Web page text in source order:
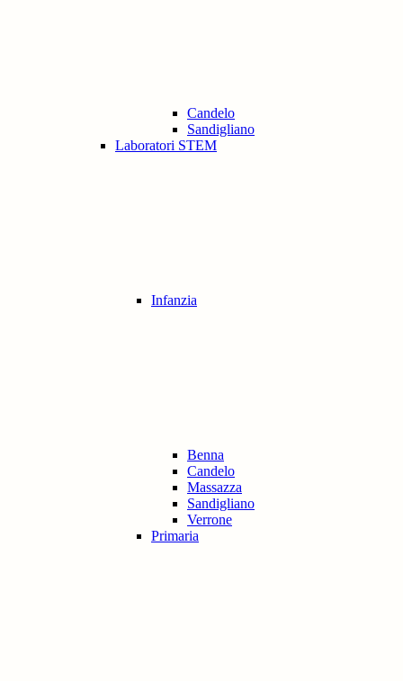
Candelo
Sandigliano
Laboratori STEM
Infanzia
Benna
Candelo
Massazza
Sandigliano
Verrone
Primaria